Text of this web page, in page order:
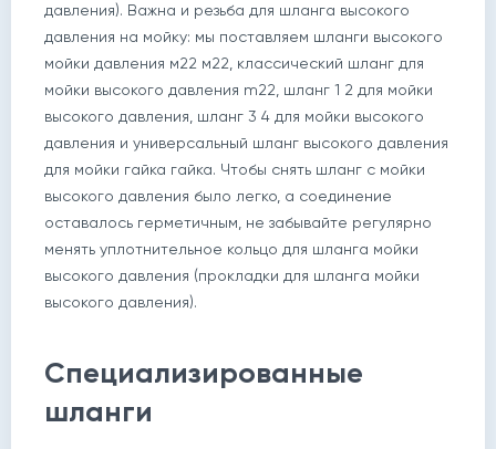
давления). Важна и резьба для шланга высокого
давления на мойку: мы поставляем шланги высокого
мойки давления м22 м22, классический шланг для
мойки высокого давления m22, шланг 1 2 для мойки
высокого давления, шланг 3 4 для мойки высокого
давления и универсальный шланг высокого давления
для мойки гайка гайка. Чтобы снять шланг с мойки
высокого давления было легко, а соединение
оставалось герметичным, не забывайте регулярно
менять уплотнительное кольцо для шланга мойки
высокого давления (прокладки для шланга мойки
высокого давления).
Специализированные
шланги